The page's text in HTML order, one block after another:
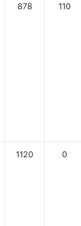
878 110
1120 0